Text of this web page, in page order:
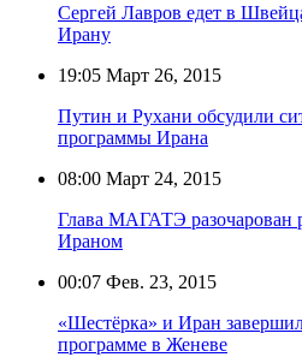
Сергей Лавров едет в
Ирану
19:05 Март 26, 2015
Путин и Рухани обсудили
программы Ирана
08:00 Март 24, 2015
Глава МАГАТЭ разочарован
Ираном
00:07 Фев. 23, 2015
«Шестёрка» и Иран
программе в Женеве